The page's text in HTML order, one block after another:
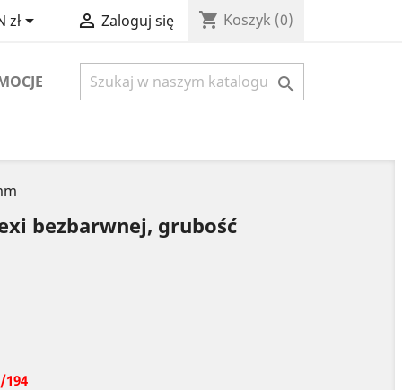
zł  Zaloguj się shopping_cart Koszyk (0)

bezbarwnej, grubość
194